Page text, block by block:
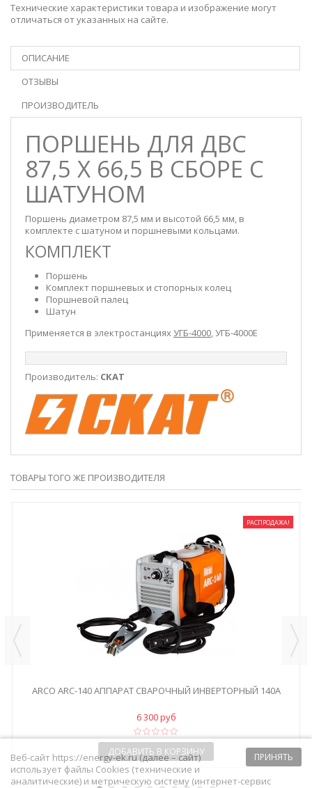
Технические характеристики товара и изображение могут
отличаться от указанных на сайте.
ОПИСАНИЕ
ОТЗЫВЫ
ПРОИЗВОДИТЕЛЬ
ПОРШЕНЬ ДЛЯ ДВС
87,5 X 66,5 В СБОРЕ С
ШАТУНОМ
Поршень диаметром 87,5 мм и высотой 66,5 мм, в
комплекте с шатуном и поршневыми кольцами.
КОМПЛЕКТ
Поршень
Комплект поршневых и стопорных колец
Поршневой палец
Шатун
Применяется в электростанцияхУГБ-4000, УГБ-4000Е
Производитель: СКАТ
ТОВАРЫ ТОГО ЖЕ ПРОИЗВОДИТЕЛЯ
РАСПРОДАЖА!
ARCO ARC-140 АППАРАТ СВАРОЧНЫЙ ИНВЕРТОРНЫЙ 140А
6 300 руб
ДОБАВИТЬ В КОРЗИНУ ПРИНЯТЬ
Веб-сайт https://energy-ek.ru (далее – сайт)
использует файлы Cookies (технические и
аналитические) и метрическую систему (интернет-сервис